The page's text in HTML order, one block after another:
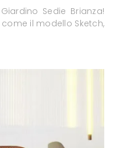
Sedie Brianza!
il modello Sketch,